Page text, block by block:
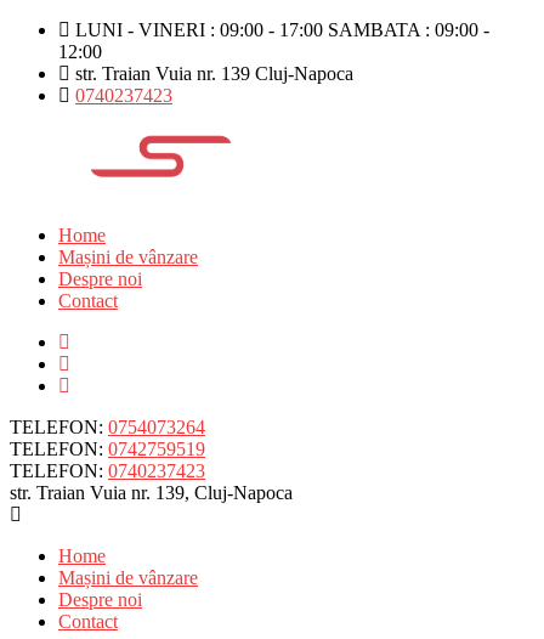
LUNI - VINERI : 09:00 - 17:00 SAMBATA : 09:00 -
12:00
str. Traian Vuia nr. 139 Cluj-Napoca
0740237423
Home
Mașini de vânzare
Despre noi
Contact
TELEFON: 0754073264
TELEFON: 0742759519
TELEFON: 0740237423
str. Traian Vuia nr. 139, Cluj-Napoca
Home
Mașini de vânzare
Despre noi
Contact